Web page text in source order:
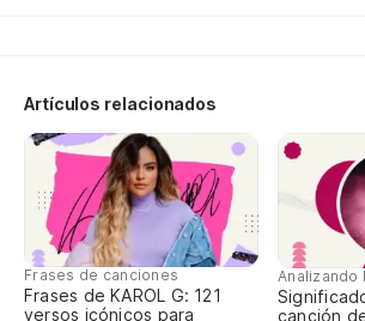
Artículos relacionados
Frases de canciones
Frases de KAROL G: 121
versos icónicos para
Analizando
canción